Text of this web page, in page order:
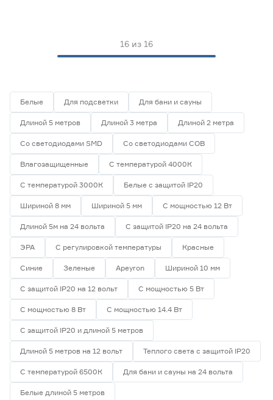
Geniled
IEK
Navigator
Smartbuy
Ещё 2
Страна производства
Китай
Гарантия
1 год
2 года
3 года
16 из 16
Белые Для подсветки Для бани и сауны
Длиной 5 метров Длиной 3 метра Длиной 2 метра
Со светодиодами SMD Со светодиодами СОВ
Влагозащищенные С температурой 4000К
С температурой 3000К Белые с защитой IP20
Шириной 8 мм Шириной 5 мм С мощностью 12 Вт
Длиной 5м на 24 вольта С защитой IP20 на 24 вольта
ЭРА С регулировкой температуры Красные
Синие Зеленые Apeyron Шириной 10 мм
С защитой IP20 на 12 вольт С мощностью 5 Вт
С мощностью 8 Вт С мощностью 14.4 Вт
С защитой IP20 и длиной 5 метров
Длиной 5 метров на 12 вольт Теплого света с защитой IP20
С температурой 6500К Для бани и сауны на 24 вольта
Белые длиной 5 метров